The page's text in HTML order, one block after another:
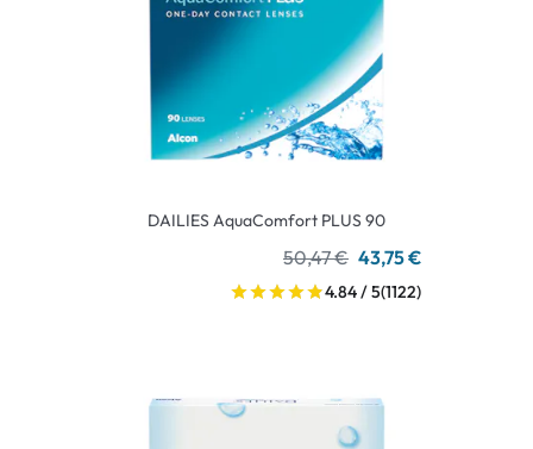
DAILIES AquaComfort PLUS 90
50,47 € 43,75 €
4.84 / 5(1122)